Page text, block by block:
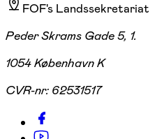
FOF's Landssekretariat
Peder Skrams Gade 5, 1.
1054 København K
CVR-nr: 62531517